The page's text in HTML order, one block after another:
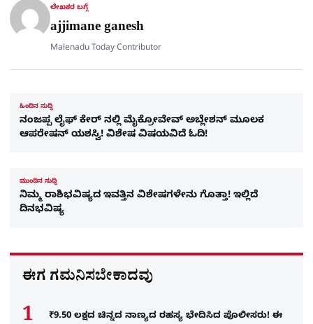
ಲೇಖಕರ ಬಗ್ಗೆ
ajjimane ganesh
Malenadu Today Contributor
ಹಿಂದಿನ ಸುದ್ದಿ
ನಂಜಪ್ಪ ಲೈಫ್​ ಕೇರ್​ ನಲ್ಲಿ ಮೈಕ್ರೋವೇವ್ ಅಬ್ಲೇಶನ್ ಮೂಲಕ
ಆಪರೇಷನ್ ಯಶಸ್ವಿ! ವಿಶೇಷ ವಿಷಯವಿದೆ ಓದಿ!
ಮುಂದಿನ ಸುದ್ದಿ
ನಿಮ್ಮ ರಾಶಿಭವಿಷ್ಯದ ಇವತ್ತಿನ ವಿಶೇಷಗಳೇನು ಗೊತ್ತಾ! ಇಲ್ಲಿದೆ
ದಿನಭವಿಷ್ಯ
ಈಗ ಗಮನಿಸಬೇಕಾದವು
₹9.50 ಲಕ್ಷದ ಚಿನ್ನದ ನಾಣ್ಯದ ರಹಸ್ಯ ಭೇದಿಸಿದ ಪೊಲೀಸರು! ಈ